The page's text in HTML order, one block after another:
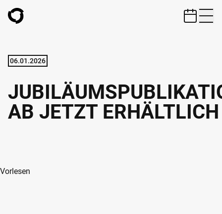
ZUM HAUPTINHALT SPRINGEN
06.01.2026
AB JETZT ERHÄLTLICH
Vorlesen